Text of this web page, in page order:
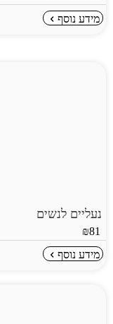
מידע נוסף
נעליים לנשים
₪81
מידע נוסף